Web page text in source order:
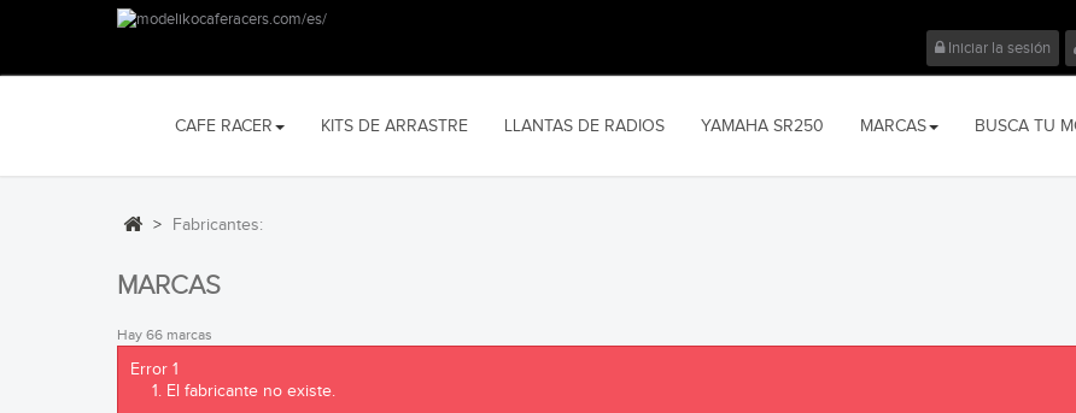
Iniciar la sesión
CAFE RACER KITS DE ARRASTRE LLANTAS DE RADIOS YAMAHA SR250 MARCAS BUSCA TU
> Fabricantes:
MARCAS
Hay 66 marcas
Error 1
El fabricante no existe.